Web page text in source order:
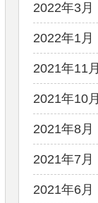
2022年3月
2022年1月
2021年11月
2021年10月
2021年8月
2021年7月
2021年6月